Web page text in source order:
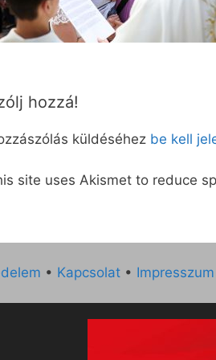
hozzá!
küldéséhez be kell
site uses Akismet to reduce
• Kapcsolat • Impresszum